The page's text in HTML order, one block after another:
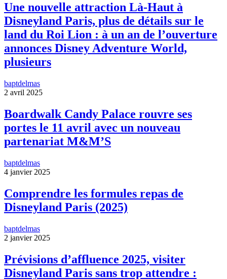
Une nouvelle attraction Là-Haut à
Disneyland Paris, plus de détails sur le
land du Roi Lion : à un an de l’ouverture
annonces Disney Adventure World,
plusieurs
baptdelmas
2 avril 2025
Boardwalk Candy Palace rouvre ses
portes le 11 avril avec un nouveau
partenariat M&M’S
baptdelmas
4 janvier 2025
Comprendre les formules repas de
Disneyland Paris (2025)
baptdelmas
2 janvier 2025
Prévisions d’affluence 2025, visiter
Disneyland Paris sans trop attendre :